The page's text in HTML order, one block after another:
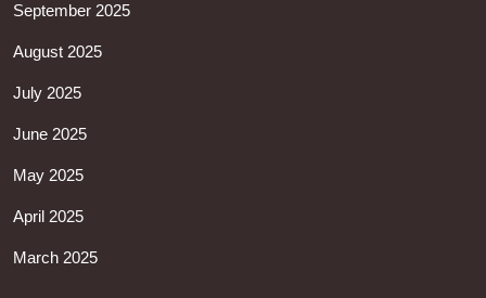
September 2025
August 2025
July 2025
June 2025
May 2025
April 2025
March 2025